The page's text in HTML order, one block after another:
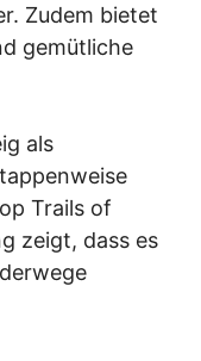
Zudem bietet
gemütliche
als
Trails of
zeigt, dass es